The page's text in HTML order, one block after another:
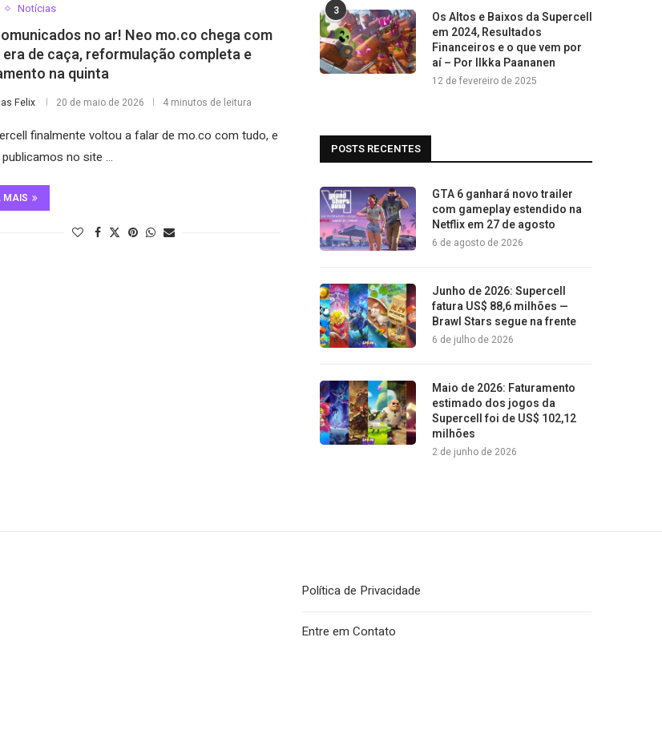
Notícias
no ar! Neo mo.co chega com
era de caça, reformulação completa e
na quinta
Felix 20 de maio de 2026 4 minutos de leitura
finalmente voltou a falar de mo.co com tudo, e
no site …
MAIS
3
Os Altos e Baixos da Supercell
em 2024, Resultados
Financeiros e o que vem por
aí – Por Ilkka Paananen
12 de fevereiro de 2025
POSTS RECENTES
GTA 6 ganhará novo trailer
com gameplay estendido na
Netflix em 27 de agosto
6 de agosto de 2026
Junho de 2026: Supercell
fatura US$ 88,6 milhões —
Brawl Stars segue na frente
6 de julho de 2026
Maio de 2026: Faturamento
estimado dos jogos da
Supercell foi de US$ 102,12
milhões
2 de junho de 2026
Política de Privacidade
Entre em Contato